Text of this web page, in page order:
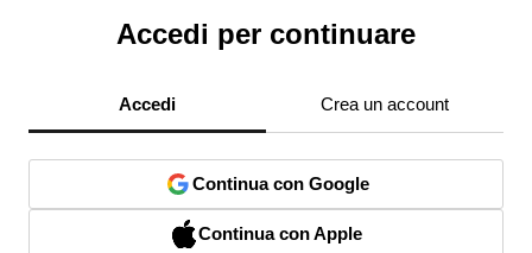
Accedi per continuare
Accedi Crea un account
Continua con Google
Continua con Apple